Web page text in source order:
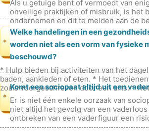
Als u getuige bent of vermoedt van
onveilige praktijken of misbruik, is het
ondernemen en dit te melden aan de
of verantwoordelijk
*
Welke handelingen in een
worden niet als een vorm van fysieke
beschouwd?
* Hulp bieden bij activiteiten van het
baden, aankleden of eten. * Het
zoals voorgeschreven door een arts. *
medische hand
*
Komt een sociopaat altijd uit een
Er is niet één enkele oorzaak van
niet altijd het gevolg van een
ontbreken van een vaderfiguur een
voor het ontwikke